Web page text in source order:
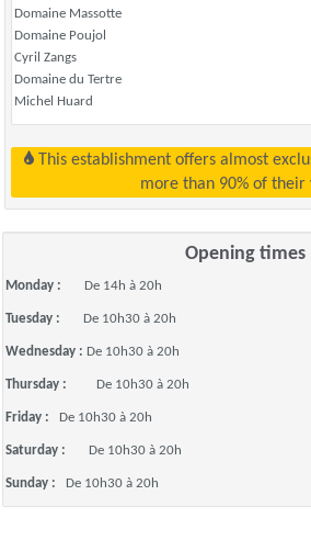
Domaine Massotte
Domaine Poujol
Cyril Zangs
Domaine du Tertre
Michel Huard
This establishment offers almost exclusively 'natural wines' :
more than 90% of their
Opening times
Monday : De 14h à 20h
Tuesday : De 10h30 à 20h
Wednesday : De 10h30 à 20h
Thursday : De 10h30 à 20h
Friday : De 10h30 à 20h
Saturday : De 10h30 à 20h
Sunday : De 10h30 à 20h